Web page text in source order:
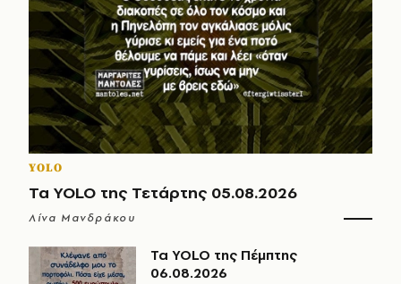
YOLO
Τα YOLO της Τετάρτης 05.08.2026
Λίνα Μανδράκου
Τα YOLO της Πέμπτης
06.08.2026